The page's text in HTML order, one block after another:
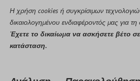
Η χρήση cookies ή συγκρίσιμων
δικαιολογημένου ενδιαφέροντός μας για
Έχετε το δικαίωμα να ασκήσετε βέτο
κατάσταση.